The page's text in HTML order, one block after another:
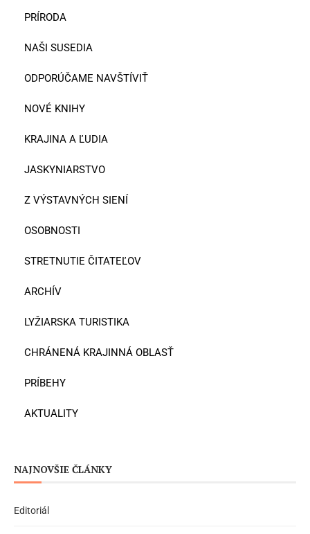
PRÍRODA
NAŠI SUSEDIA
ODPORÚČAME NAVŠTÍVIŤ
NOVÉ KNIHY
KRAJINA A ĽUDIA
JASKYNIARSTVO
Z VÝSTAVNÝCH SIENÍ
OSOBNOSTI
STRETNUTIE ČITATEĽOV
ARCHÍV
LYŽIARSKA TURISTIKA
CHRÁNENÁ KRAJINNÁ OBLASŤ
PRÍBEHY
AKTUALITY
NAJNOVŠIE ČLÁNKY
Editoriál